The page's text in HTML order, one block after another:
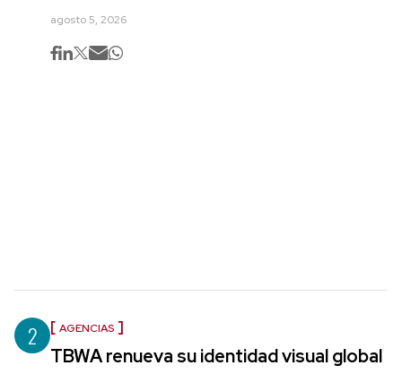
agosto 5, 2026
2 AGENCIAS
TBWA renueva su identidad visual global